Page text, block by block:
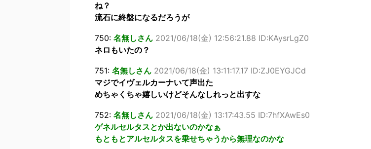
ね？
流石に終盤になるだろうが
750: 名無しさん 2021/06/18(金) 12:56:21.88 ID:KAysrLgZ0
ネロもいたの？
751: 名無しさん 2021/06/18(金) 13:11:17.17 ID:ZJ0EYGJCd
マジでイヴェルカーナいて声出た
めちゃくちゃ嬉しいけどそんなしれっと出すな
752: 名無しさん 2021/06/18(金) 13:17:43.55 ID:7hfXAwEs0
ゲネルセルタスとか出ないのかなぁ
もともとアルセルタスを乗せちゃうから無理なのかな